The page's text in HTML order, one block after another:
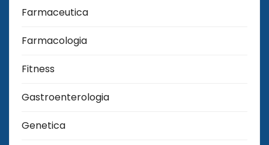
Farmaceutica
Farmacologia
Fitness
Gastroenterologia
Genetica